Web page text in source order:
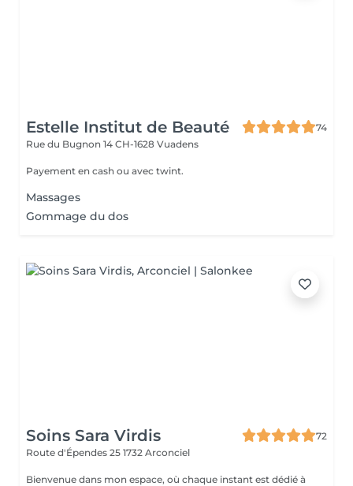
Estelle Institut de Beauté
74
Rue du Bugnon 14 CH-1628 Vuadens
Payement en cash ou avec twint.
Massages
Gommage du dos
Soins Sara Virdis
72
Route d'Épendes 25 1732 Arconciel
Bienvenue dans mon espace, où chaque instant est dédié à